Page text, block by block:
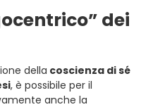
dei
della coscienza di sé
, è possibile per il
anche la